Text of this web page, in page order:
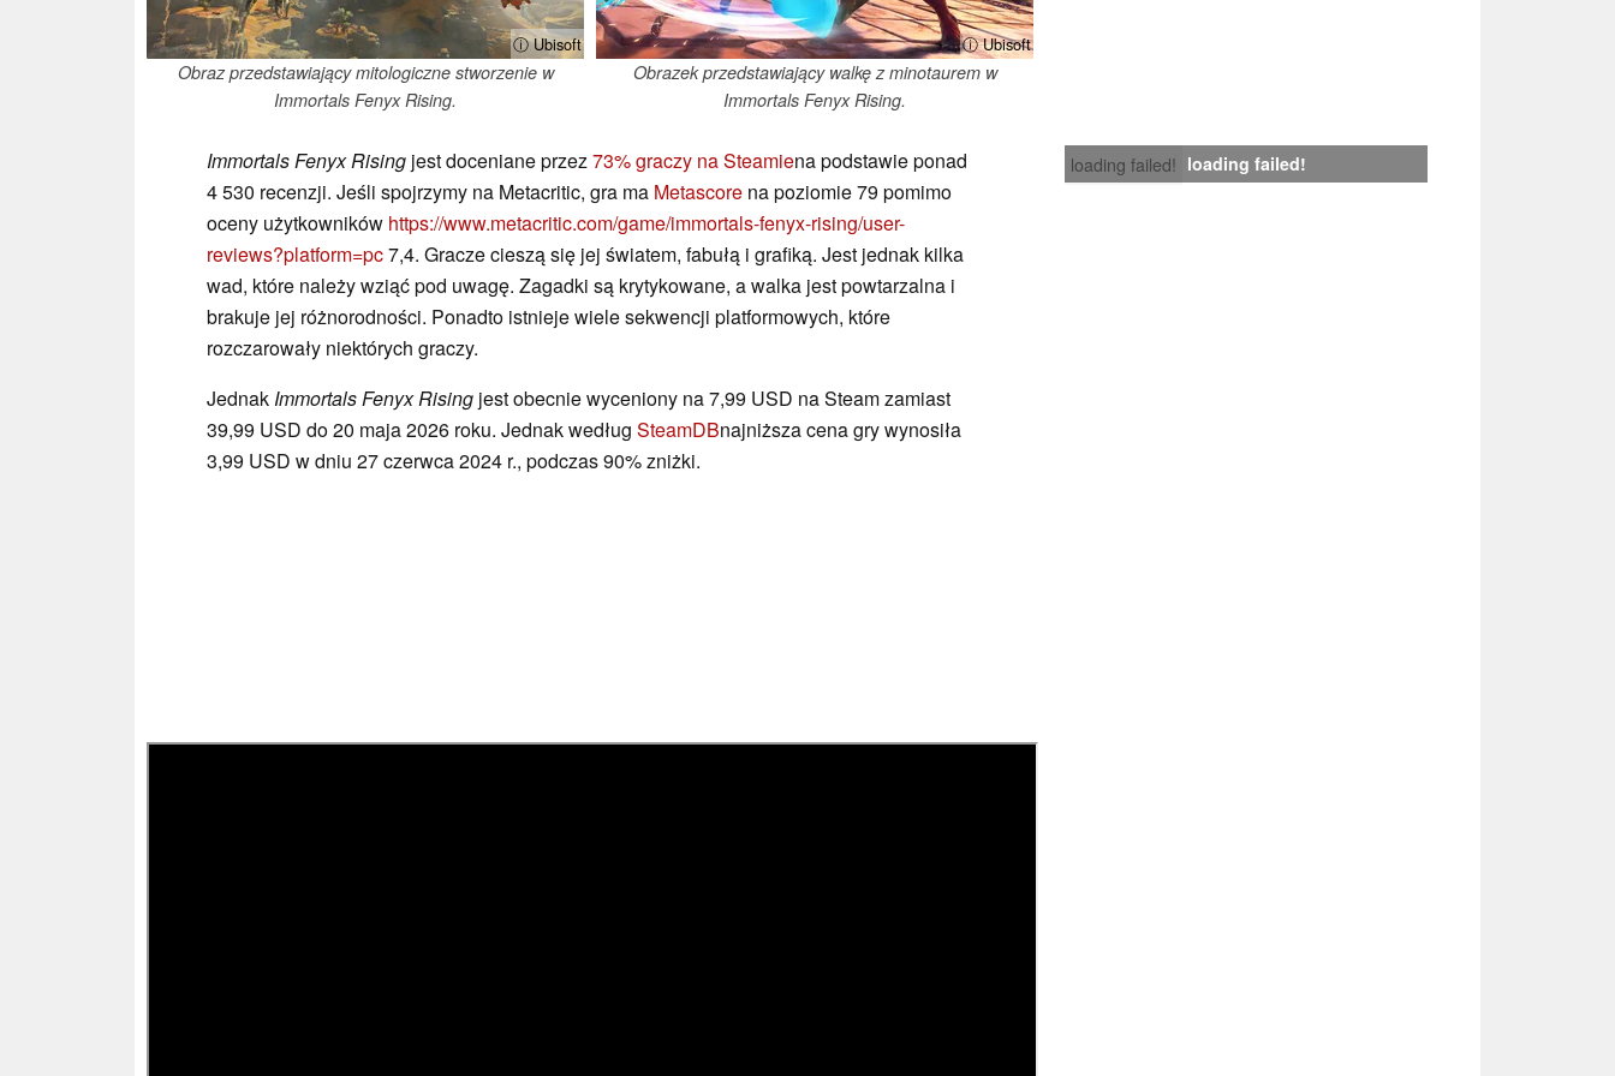
ⓘ Ubisoft
Obraz przedstawiający mitologiczne stworzenie w
Immortals Fenyx Rising.
ⓘ Ubisoft
Obrazek przedstawiający walkę z minotaurem w
Immortals Fenyx Rising.
loading failed! loading failed!
Immortals Fenyx Rising jest doceniane przez73% graczy na Steamiena podstawie ponad
4 530 recenzji. Jeśli spojrzymy na Metacritic, gra ma Metascore na poziomie 79 pomimo
oceny użytkowników https://www.metacritic.com/game/immortals-fenyx-rising/user-
reviews?platform=pc7,4. Gracze cieszą się jej światem, fabułą i grafiką. Jest jednak kilka
wad, które należy wziąć pod uwagę. Zagadki są krytykowane, a walka jest powtarzalna i
brakuje jej różnorodności. Ponadto istnieje wiele sekwencji platformowych, które
rozczarowały niektórych graczy.
Jednak Immortals Fenyx Rising jest obecnie wyceniony na 7,99 USD na Steam zamiast
39,99 USD do 20 maja 2026 roku. Jednak według SteamDBnajniższa cena gry wynosiła
3,99 USD w dniu 27 czerwca 2024 r., podczas 90% zniżki.